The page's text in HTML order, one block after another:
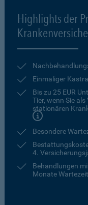
Highlights der
Einmaliger
Bis zu 25 EUR
Tier, wenn Sie
stationären
Besondere
4.
Behandlungen
Monate